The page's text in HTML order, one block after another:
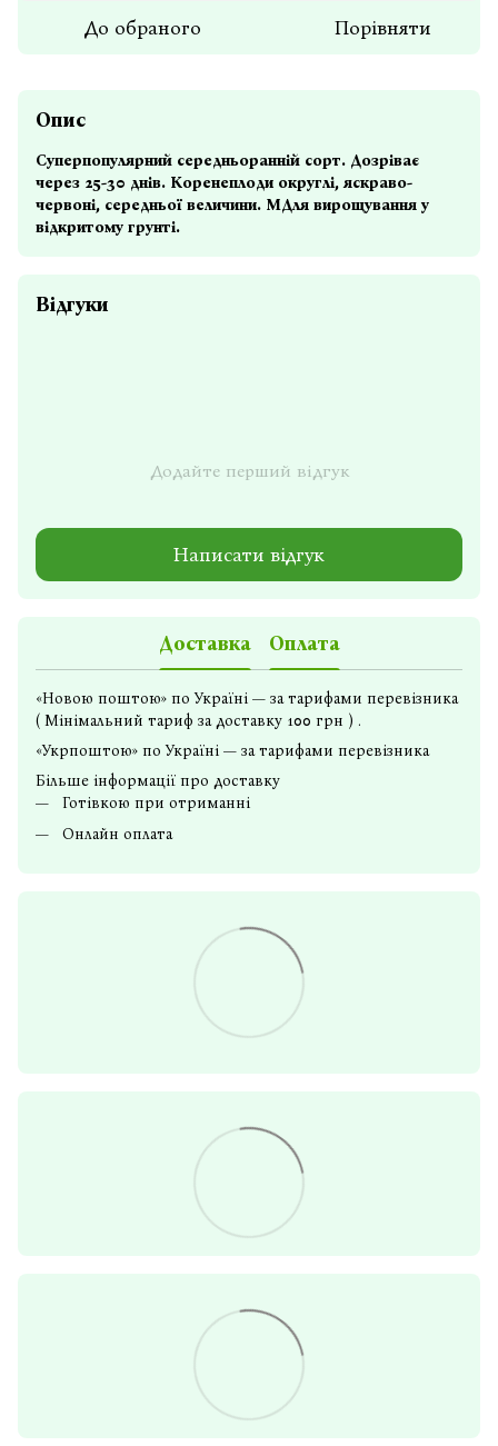
До обраного Порівняти
Опис
Суперпопулярний середньоранній сорт. Дозріває
через 25-30 днів. Коренеплоди округлі, яскраво-
червоні, середньої величини. МДля вирощування у
відкритому грунті.
Відгуки
Додайте перший відгук
Написати відгук
Доставка Оплата
«Новою поштою» по Україні — за тарифами перевізника
( Мінімальний тариф за доставку 100 грн ) .
«Укрпоштою» по Україні — за тарифами перевізника
Більше інформації про доставку
Готівкою при отриманні
Онлайн оплата